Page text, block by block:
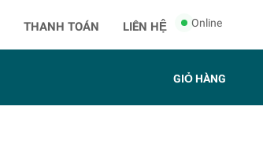
THANH TOÁN LIÊN HỆ Online
GIỎ HÀNG